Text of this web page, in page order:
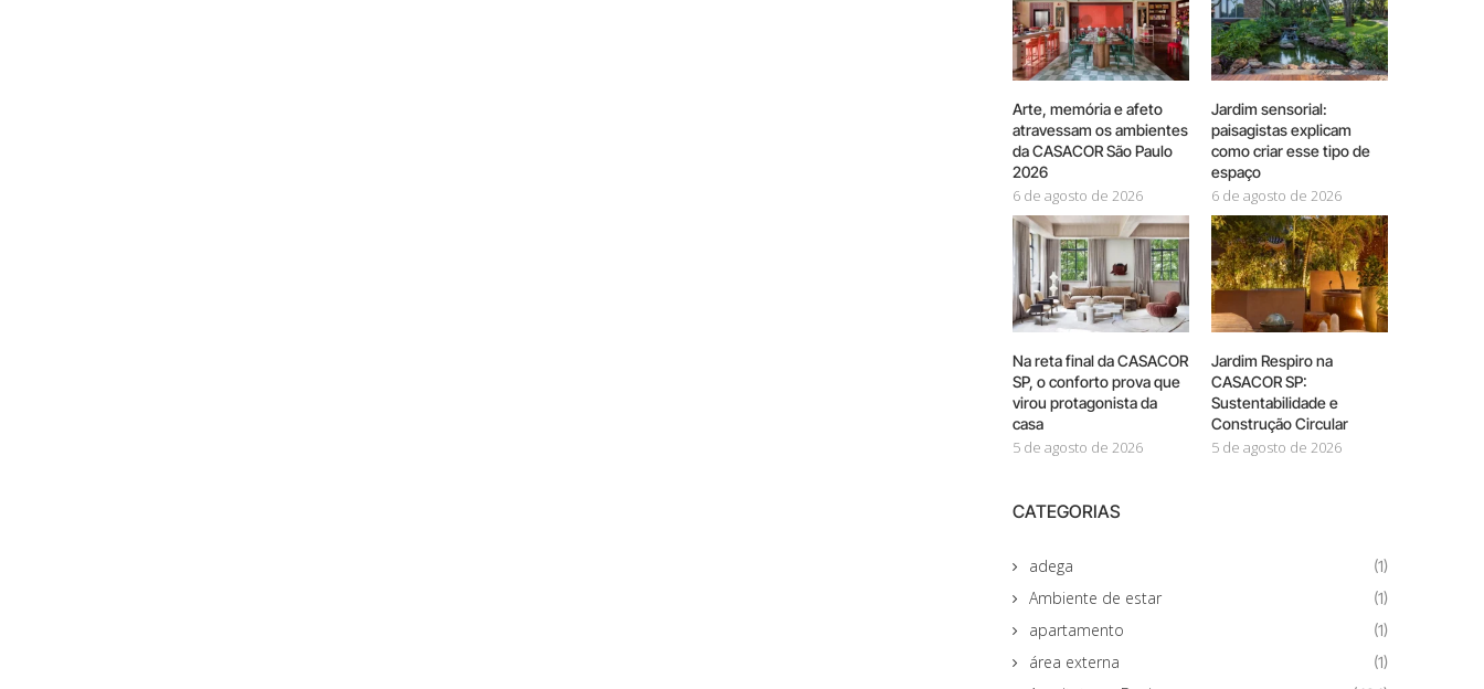
Arte, memória e afeto
atravessam os ambientes
da CASACOR São Paulo
2026
6 de agosto de 2026
Jardim sensorial:
paisagistas explicam
como criar esse tipo de
espaço
6 de agosto de 2026
Na reta final da CASACOR
SP, o conforto prova que
virou protagonista da
casa
5 de agosto de 2026
Jardim Respiro na
CASACOR SP:
Sustentabilidade e
Construção Circular
5 de agosto de 2026
CATEGORIAS
adega (1)
Ambiente de estar (1)
apartamento (1)
área externa (1)